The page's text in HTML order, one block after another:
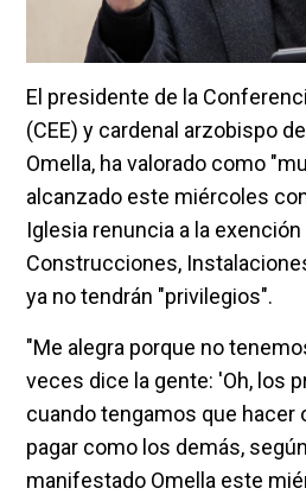
El presidente de la
(CEE) y cardenal arzobispo
Omella, ha valorado como
alcanzado este miércoles
Iglesia renuncia a la
Construcciones,
ya no tendrán "privilegios".
"Me alegra porque no
veces dice la gente: 'Oh, los
cuando tengamos que
pagar como los demás,
manifestado Omella este